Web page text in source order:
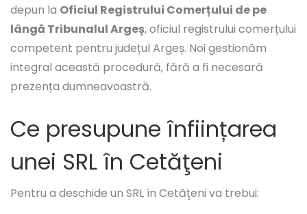
depun la Oficiul Registrului Comerțului de pe
lângă Tribunalul Argeș, oficiul registrului comerțului
competent pentru județul Argeș. Noi gestionăm
integral această procedură, fără a fi necesară
prezența dumneavoastră.
Ce presupune înființarea
unei SRL în Cetăţeni
Pentru a deschide un SRL în Cetăţeni va trebui: